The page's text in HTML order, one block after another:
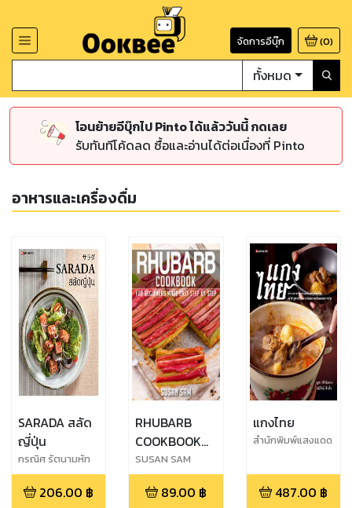
จัดการอีบุ๊ก (0)
ทั้งหมด
โอนย้ายอีบุ๊กไป Pinto ได้แล้ววันนี้ กดเลย
รับทันทีโค้ดลด ซื้อและอ่านได้ต่อเนื่องที่ Pinto
อาหารและเครื่องดื่ม
SARADA สลัด
ญี่ปุ่น
กรณิศ รัตนามหัท
ธนะ
206.00 ฿
RHUBARB
COOKBOOK
FOR
BEGINNERS
MADE EASY
SUSAN SAM
89.00 ฿
แกงไทย
สำนักพิมพ์แสงแดด
487.00 ฿